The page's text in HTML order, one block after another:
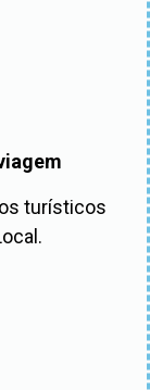
turísticos